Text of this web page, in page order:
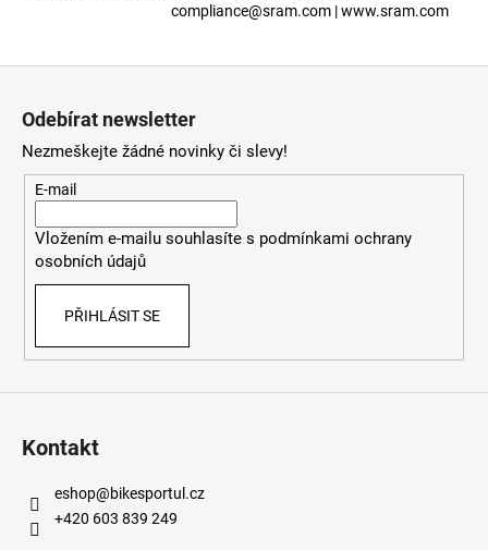
compliance@sram.com | www.sram.com
Odebírat newsletter
Nezmeškejte žádné novinky či slevy!
E-mail
Vložením e-mailu souhlasíte s podmínkami ochrany
osobních údajů
PŘIHLÁSIT SE
Kontakt
eshop@bikesportul.cz
+420 603 839 249